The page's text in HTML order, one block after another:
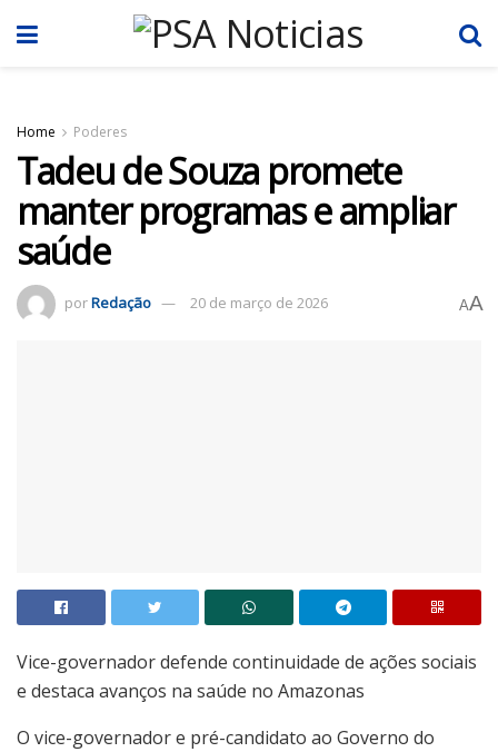
Home Poderes
Tadeu de Souza promete
manter programas e ampliar
saúde
porRedação 20 de março de 2026 AA
Vice-governador defende continuidade de ações sociais
e destaca avanços na saúde no Amazonas
O vice-governador e pré-candidato ao Governo do